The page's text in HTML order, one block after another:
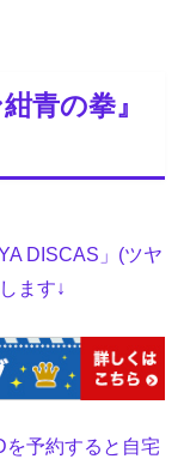
青の拳』
DISCAS」(ツヤ
ます↓
を予約すると自宅